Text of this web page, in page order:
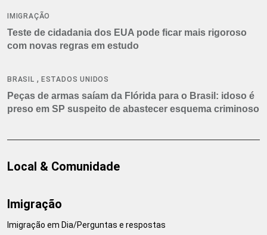
IMIGRAÇÃO
Teste de cidadania dos EUA pode ficar mais rigoroso
com novas regras em estudo
BRASIL , ESTADOS UNIDOS
Peças de armas saíam da Flórida para o Brasil: idoso é
preso em SP suspeito de abastecer esquema criminoso
Local & Comunidade
Imigração
Imigração em Dia/Perguntas e respostas